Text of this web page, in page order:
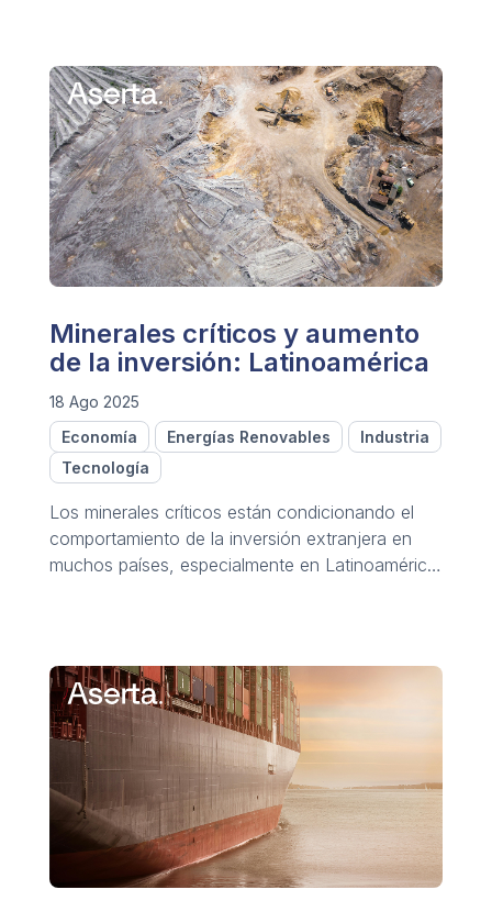
Minerales críticos y aumento
de la inversión: Latinoamérica
18 Ago 2025
Economía
Energías Renovables
Industria
Tecnología
Los minerales críticos están condicionando el
comportamiento de la inversión extranjera en
muchos países, especialmente en Latinoamérica,